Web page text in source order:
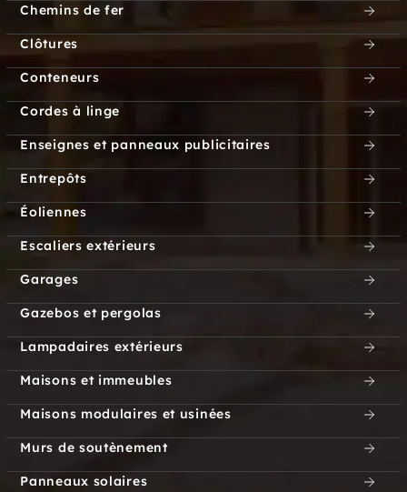
Chemins de fer
Clôtures
Conteneurs
Cordes à linge
Enseignes et panneaux publicitaires
Entrepôts
Éoliennes
Escaliers extérieurs
Garages
Gazebos et pergolas
Lampadaires extérieurs
Maisons et immeubles
Maisons modulaires et usinées
Murs de soutènement
Panneaux solaires